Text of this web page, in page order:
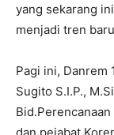
yang sekarang
menjadi tren
Pagi ini, Danrem
Sugito S.I.P.,